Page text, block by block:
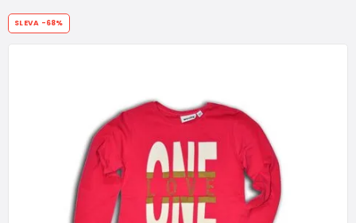
SLEVA -68%